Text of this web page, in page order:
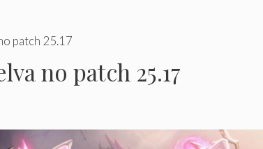
patch 25.17
no patch 25.17